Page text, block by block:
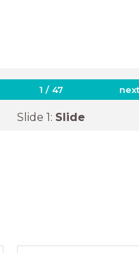
1 / 47 next
Slide 1: Slide